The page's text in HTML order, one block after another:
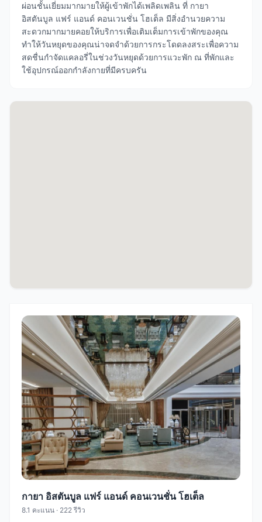
ผ่อนชั้นเยี่ยมมากมายให้ผู้เข้าพักได้เพลิดเพลิน ที่ กายา
อิสตันบูล แฟร์ แอนด์ คอนเวนชั่น โฮเต็ล มีสิ่งอำนวยความ
สะดวกมากมายคอยให้บริการเพื่อเติมเต็มการเข้าพักของคุณ
ทำให้วันหยุดของคุณน่าจดจำด้วยการกระโดดลงสระเพื่อความ
สดชื่นกำจัดแคลอรี่ในช่วงวันหยุดด้วยการแวะพัก ณ ที่พักและ
ใช้อุปกรณ์ออกกำลังกายที่มีครบครัน
กายา อิสตันบูล แฟร์ แอนด์ คอนเวนชั่น โฮเต็ล
8.1 คะแนน · 222 รีวิว